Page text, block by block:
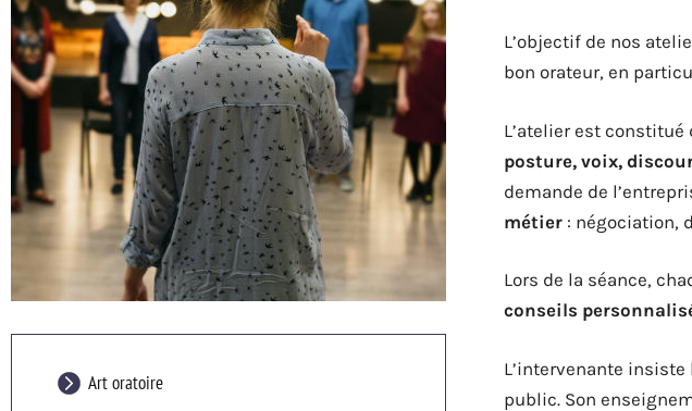
Art oratoire
L’objectif de nos
bon orateur, en
L’atelier est
posture, voix,
demande de
métier: négociation,
Lors de la séance,
conseils
L’intervenante
public. Son